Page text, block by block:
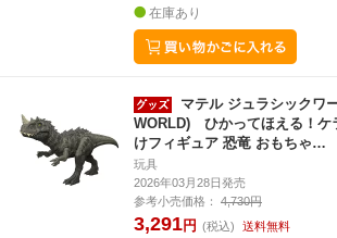
在庫あり
マテル ジュラシックワ
WORLD) ひかってほえる！ケ
けフィギュア 恐竜 おもちゃ…
玩具
2026年03月28日発売
参考小売価格：
4,730円
3,291円 (税込) 送料無料